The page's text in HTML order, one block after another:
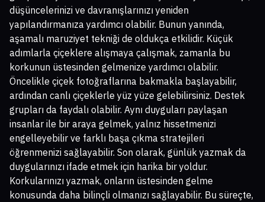
düşüncelerinizi ve davranışlarınızı yeniden
yapılandırmanıza yardımcı olabilir. Bunun yanında,
aşamalı maruziyet tekniği de oldukça etkilidir. Küçük
adımlarla çiçeklere alışmaya çalışmak, zamanla bu
korkunun üstesinden gelmenize yardımcı olabilir.
Öncelikle çiçek fotoğraflarına bakmakla başlayabilir,
ardından canlı çiçeklerle yüz yüze gelebilirsiniz. Destek
grupları da faydalı olabilir. Aynı duyguları paylaşan
insanlar ile bir araya gelmek, yalnız hissetmenizi
engelleyebilir ve farklı başa çıkma stratejileri
öğrenmenizi sağlayabilir. Son olarak, günlük yazmak da
duygularınızı ifade etmek için harika bir yoldur.
Korkularınızı yazmak, onların üstesinden gelme
konusunda daha bilinçli olmanızı sağlayabilir. Bu süreçte,